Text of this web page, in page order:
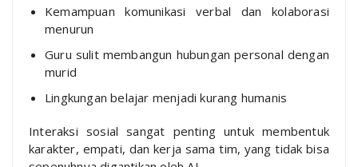
Kemampuan komunikasi verbal dan kolaborasi
menurun
Guru sulit membangun hubungan personal dengan
murid
Lingkungan belajar menjadi kurang humanis
Interaksi sosial sangat penting untuk membentuk
karakter, empati, dan kerja sama tim, yang tidak bisa